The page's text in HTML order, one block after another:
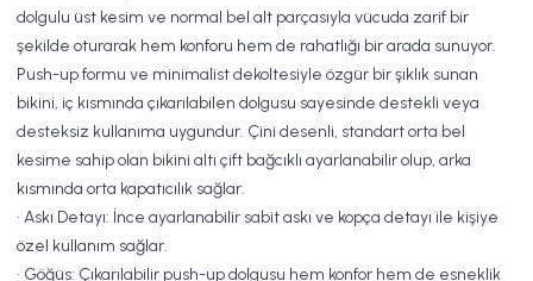
dolgulu üst kesim ve normal bel alt parçasıyla vücuda zarif bir
şekilde oturarak hem konforu hem de rahatlığı bir arada sunuyor.
Push-up formu ve minimalist dekoltesiyle özgür bir şıklık sunan
bikini, iç kısmında çıkarılabilen dolgusu sayesinde destekli veya
desteksiz kullanıma uygundur. Çini desenli, standart orta bel
kesime sahip olan bikini altı çift bağcıklı ayarlanabilir olup, arka
kısmında orta kapatıcılık sağlar.
• Askı Detayı: İnce ayarlanabilir sabit askı ve kopça detayı ile kişiye
özel kullanım sağlar.
• Göğüs: Çıkarılabilir push-up dolgusu hem konfor hem de esneklik